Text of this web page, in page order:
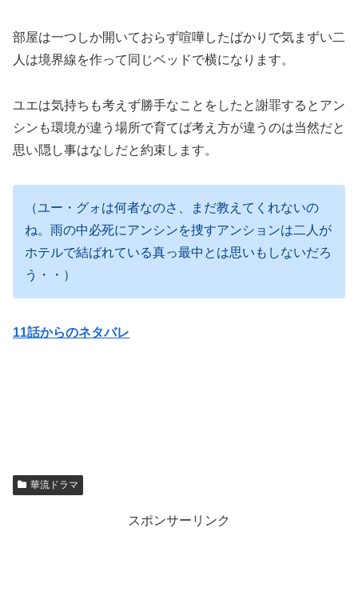
部屋は一つしか開いておらず喧嘩したばかりで気まずい二
人は境界線を作って同じベッドで横になります。
ユエは気持ちも考えず勝手なことをしたと謝罪するとアン
シンも環境が違う場所で育てば考え方が違うのは当然だと
思い隠し事はなしだと約束します。
（ユー・グォは何者なのさ、まだ教えてくれないの
ね。雨の中必死にアンシンを捜すアンションは二人が
ホテルで結ばれている真っ最中とは思いもしないだろ
う・・）
11話からのネタバレ
華流ドラマ
スポンサーリンク